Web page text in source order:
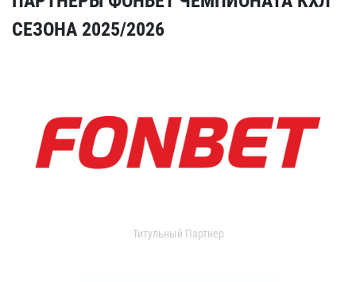
СЕЗОНА 2025/2026
Титульный Партнер